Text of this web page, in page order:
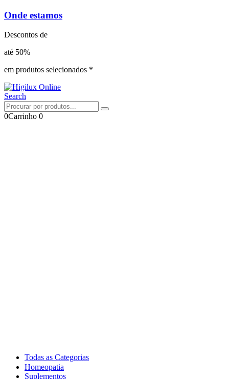
Onde estamos
Descontos de
até 50%
em produtos selecionados *
Search
0Carrinho 0
Todas as Categorias
Homeopatia
Suplementos